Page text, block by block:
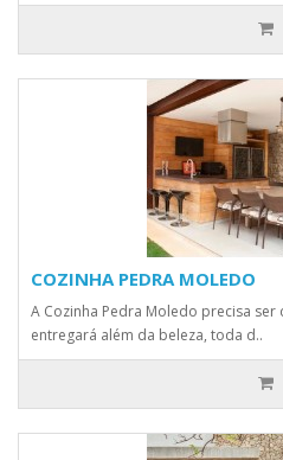
COZINHA PEDRA MOLEDO
A Cozinha Pedra Moledo precisa
entregará além da beleza, toda d..